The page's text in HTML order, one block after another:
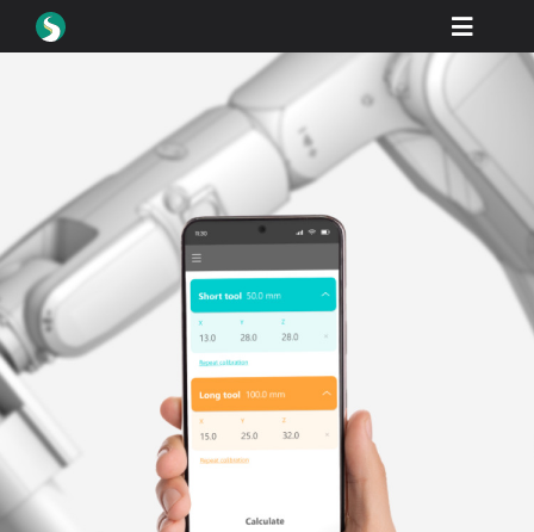
Toggle
如何購買
展示
行業
公司
經銷商門戶
支援